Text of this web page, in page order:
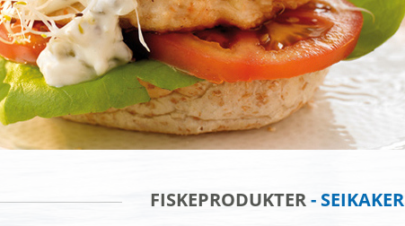
FISKEPRODUKTER- SEIKAKER